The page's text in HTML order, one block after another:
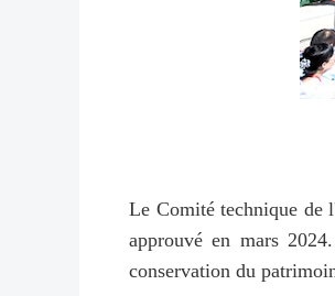
Le Comité technique de
approuvé en mars
conservation du